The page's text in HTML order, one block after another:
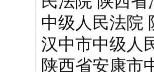
中级人民法院
汉中市中级人
陕西省安康市